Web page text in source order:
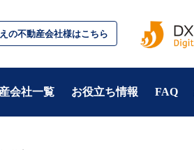
の不動産会社様はこちら
会社一覧 お役立ち情報 FAQ